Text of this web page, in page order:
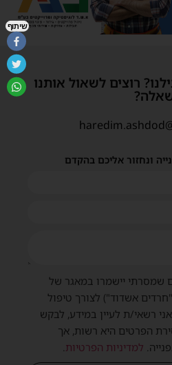
רוצים לשאול אותנו
ונחזור אליכם בהקדם
שמסרתי יישמרו במאגר של
אשדוד") לצורך טיפול
אני רשאי/ת לעיין במידע, לבקש
הפרטים היא רשות, אך
למדיניות הפרטיות
שיתוף